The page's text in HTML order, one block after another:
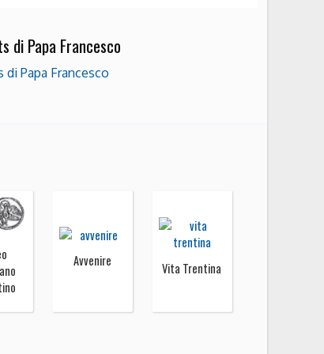
di Papa Francesco
di Papa Francesco
Avvenire Vita Trentina